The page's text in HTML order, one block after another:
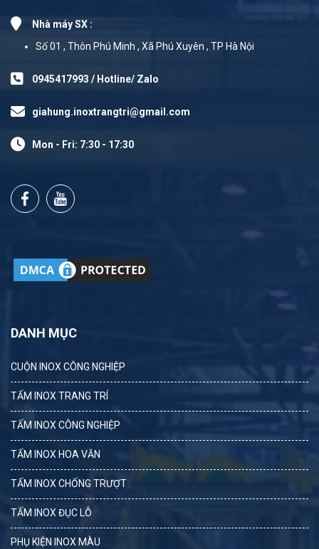
Nhà máy SX :
Số 01 , Thôn Phú Minh , Xã Phú Xuyên , TP Hà Nội
0945417993 / Hotline/ Zalo
giahung.inoxtrangtri@gmail.com
Mon - Fri: 7:30 - 17:30
DANH MỤC
CUỘN INOX CÔNG NGHIỆP
TẤM INOX TRANG TRÍ
TẤM INOX CÔNG NGHIỆP
TẤM INOX HOA VĂN
TẤM INOX CHỐNG TRƯỢT
TẤM INOX ĐỤC LỖ
PHỤ KIỆN INOX MÀU